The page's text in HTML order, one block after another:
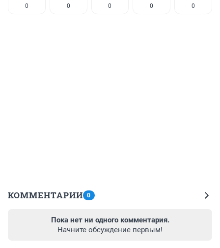
0 0 0 0 0
КОММЕНТАРИИ 0
Пока нет ни одного комментария.
Начните обсуждение первым!